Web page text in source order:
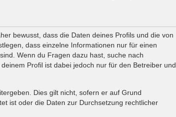
bewusst, dass die Daten deines Profils und die von
dass einzelne Informationen nur für einen
Wenn du Fragen dazu hast, suche nach
Profil ist dabei jedoch nur für den Betreiber und
Dies gilt nicht, sofern er auf Grund
ist oder die Daten zur Durchsetzung rechtlicher